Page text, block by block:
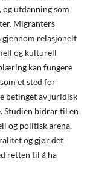
utdanning som
Migranters
relasjonelt
og kulturell
kan fungere
et sted for
betinget av juridisk
Studien bidrar til en
og politisk arena,
og gjør det
retten til å ha